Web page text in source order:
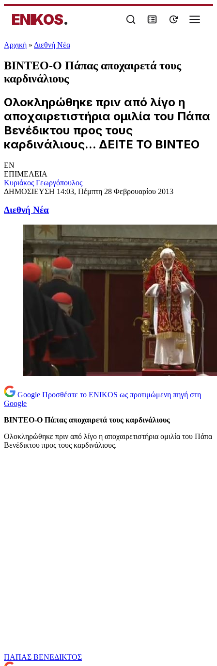
ENIKOS.
Αρχική » Διεθνή Νέα
ΒΙΝΤΕΟ-Ο Πάπας αποχαιρετά τους
καρδινάλιους
Ολοκληρώθηκε πριν από λίγο η
αποχαιρετιστήρια ομιλία του Πάπα
Βενέδικτου προς τους
καρδινάλιους... ΔΕΙΤΕ ΤΟ ΒΙΝΤΕΟ
EN
ΕΠΙΜΕΛΕΙΑ
Κυριάκος Γεωργόπουλος
ΔΗΜΟΣΙΕΥΣΗ 14:03, Πέμπτη 28 Φεβρουαρίου 2013
Διεθνή Νέα
Google Προσθέστε το ENIKOS ως προτιμώμενη πηγή στη
Google
ΒΙΝΤΕΟ-Ο Πάπας αποχαιρετά τους καρδινάλιους
Ολοκληρώθηκε πριν από λίγο η αποχαιρετιστήρια ομιλία του Πάπα
Βενέδικτου προς τους καρδινάλιους.
ΠΑΠΑΣ ΒΕΝΕΔΙΚΤΟΣ